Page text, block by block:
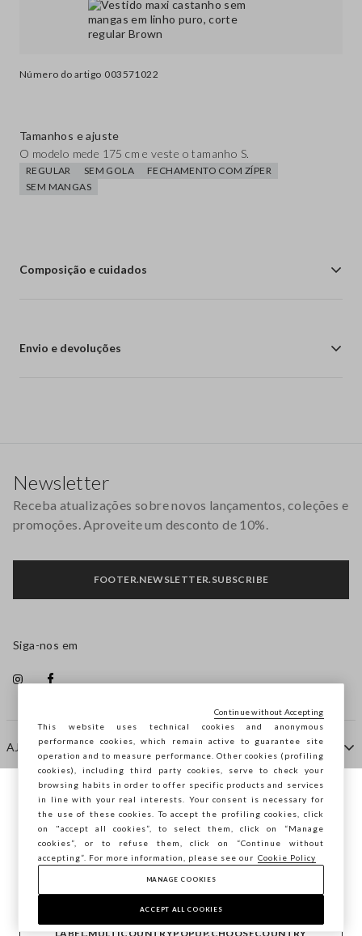
Número do artigo 003571022
Tamanhos e ajuste
O modelo mede 175 cm e veste o tamanho S.
REGULAR SEM GOLA
FECHAMENTO COM ZÍPER
SEM MANGAS
Composição e cuidados
Envio e devoluções
AJUDA
EMPRESA
CONTACTE-NOS
Newsletter
Receba atualizações sobre novos lançamentos, coleções e
promoções. Aproveite um desconto de 10%.
FOOTER.NEWSLETTER.SUBSCRIBE
Siga-nos em
Copyright © Ovs S.p.A. -
Está a navegar na STEFANEL Portugal,
deseja guardar a sua localização?
CONFIRMAR
LABEL.MULTICOUNTRYPOPUP.CHOOSECOUNTRY
footer.item.country Portugal
This website uses technical cookies and anonymous
performance cookies, which remain active to guarantee site
operation and to measure performance. Other cookies (profiling
cookies), including third party cookies, serve to check your
browsing habits in order to offer specific products and services
in line with your real interests. Your consent is necessary for
the use of these cookies. To accept the profiling cookies, click
on "accept all cookies”, to select them, click on “Manage
cookies”, or to refuse them, click on “Continue without
accepting”. For more information, please see our Cookie Policy
MANAGE COOKIES
ACCEPT ALL COOKIES
Continue without Accepting